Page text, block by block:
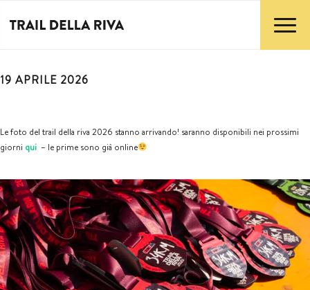
19 APRILE 2026
Le foto del trail della riva 2026 stanno arrivando! saranno disponibili nei prossimi
giorni qui – le prime sono già online